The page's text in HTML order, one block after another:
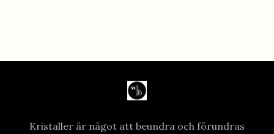
Kristaller är något att beundra och förundras